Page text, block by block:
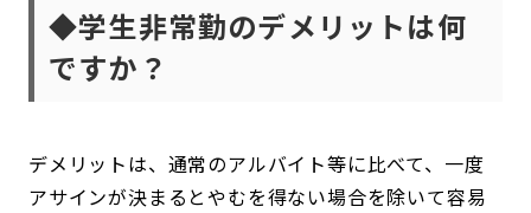
◆学生非常勤のデメリットは何
ですか？
デメリットは、通常のアルバイト等に比べて、一度
アサインが決まるとやむを得ない場合を除いて容易